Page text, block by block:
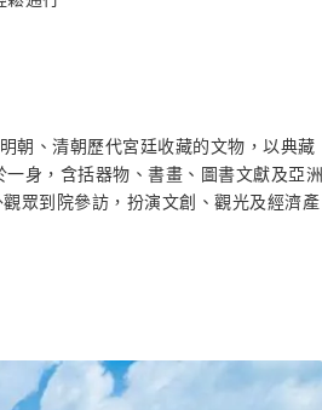
朝、清朝歷代宮廷收藏的文物，以典藏
身，含括器物、書畫、圖書文獻及亞洲
眾到院參訪，扮演文創、觀光及經濟產